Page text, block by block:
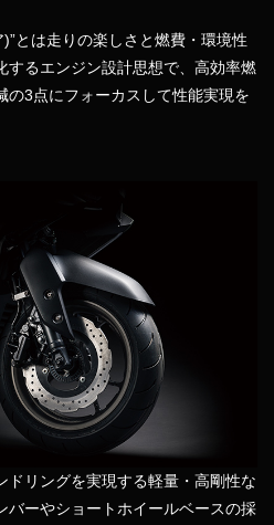
とは走りの楽しさと燃費・環境性
するエンジン設計思想で、高効率燃
の3点にフォーカスして性能実現を
ドリングを実現する軽量・高剛性な
バーやショートホイールベースの採